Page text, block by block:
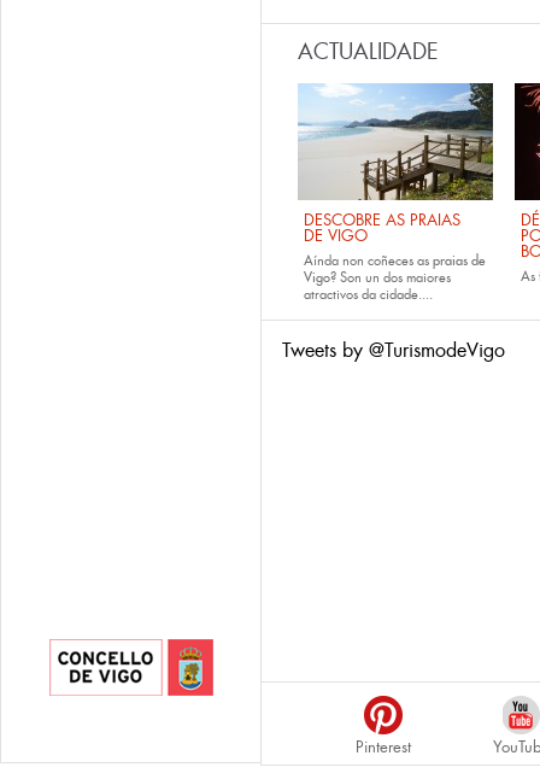
ACTUALIDADE
DESCOBRE AS PRAIAS
DE VIGO
Aínda non coñeces as praias de
Vigo? Son un dos maiores
atractivos da cidade....
As
Tweets by @TurismodeVigo
Pinterest